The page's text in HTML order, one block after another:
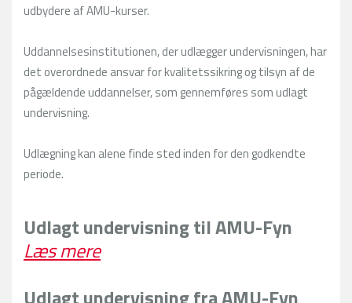
udbydere af AMU-kurser.
Uddannelsesinstitutionen, der udlægger undervisningen, har
det overordnede ansvar for kvalitetssikring og tilsyn af de
pågældende uddannelser, som gennemføres som udlagt
undervisning.
Udlægning kan alene finde sted inden for den godkendte
periode.
Udlagt undervisning til AMU-Fyn
Læs mere